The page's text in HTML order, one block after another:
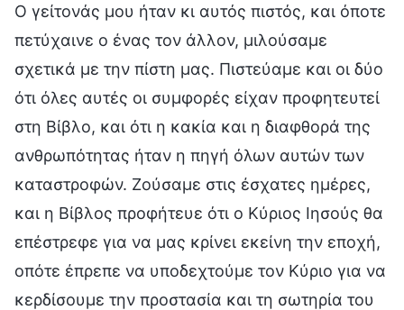
Ο γείτονάς μου ήταν κι αυτός πιστός, και όποτε
πετύχαινε ο ένας τον άλλον, μιλούσαμε
σχετικά με την πίστη μας. Πιστεύαμε και οι δύο
ότι όλες αυτές οι συμφορές είχαν προφητευτεί
στη Βίβλο, και ότι η κακία και η διαφθορά της
ανθρωπότητας ήταν η πηγή όλων αυτών των
καταστροφών. Ζούσαμε στις έσχατες ημέρες,
και η Βίβλος προφήτευε ότι ο Κύριος Ιησούς θα
επέστρεφε για να μας κρίνει εκείνη την εποχή,
οπότε έπρεπε να υποδεχτούμε τον Κύριο για να
κερδίσουμε την προστασία και τη σωτηρία του